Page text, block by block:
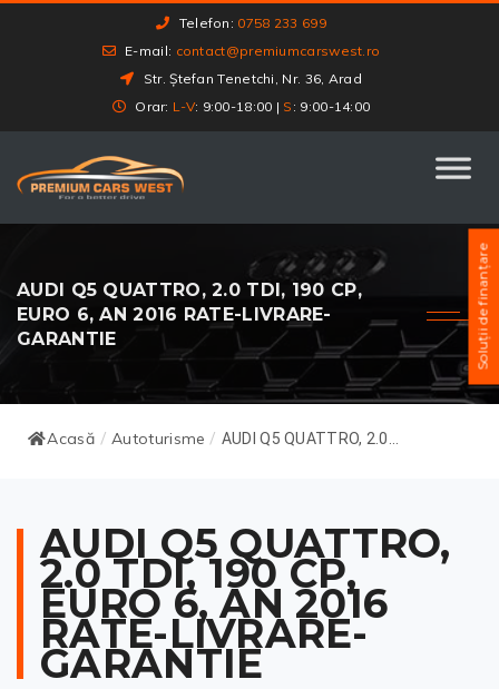
Telefon: 0758 233 699
E-mail: contact@premiumcarswest.ro
Str. Ștefan Tenetchi, Nr. 36, Arad
Orar: L-V: 9:00-18:00 | S : 9:00-14:00
AUDI Q5 QUATTRO, 2.0 TDI, 190 CP,
EURO 6, AN 2016 RATE-LIVRARE-
GARANTIE
Acasă / Autoturisme / AUDI Q5 QUATTRO, 2.0...
AUDI Q5 QUATTRO,
2.0 TDI, 190 CP,
EURO 6, AN 2016
RATE-LIVRARE-
GARANTIE
Soluții de finanțare